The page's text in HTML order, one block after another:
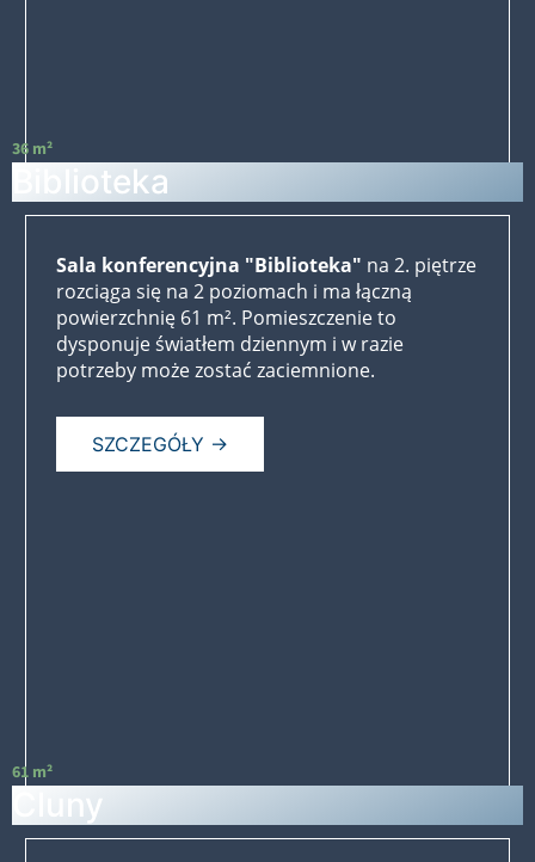
36 m²
Biblioteka
Sala konferencyjna "Biblioteka" na 2. piętrze
rozciąga się na 2 poziomach i ma łączną
powierzchnię 61 m². Pomieszczenie to
dysponuje światłem dziennym i w razie
potrzeby może zostać zaciemnione.
SZCZEGÓŁY →
61 m²
Cluny